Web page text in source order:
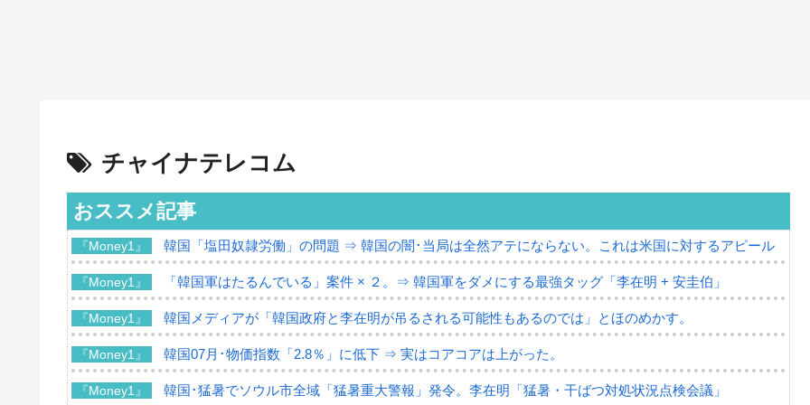
チャイナテレコム
おススメ記事
『Money1』 韓国「塩田奴隷労働」の問題 ⇒ 韓国の闇･当局は全然アテにならない。これは米国に対するアピール
『Money1』 「韓国軍はたるんでいる」案件 × ２。⇒ 韓国軍をダメにする最強タッグ「李在明 + 安圭伯」
『Money1』 韓国メディアが「韓国政府と李在明が吊るされる可能性もあるのでは」とほのめかす。
『Money1』 韓国07月･物価指数「2.8％」に低下 ⇒ 実はコアコアは上がった。
『Money1』 韓国･猛暑でソウル市全域「猛暑重大警報」発令。李在明「猛暑・干ばつ対処状況点検会議」